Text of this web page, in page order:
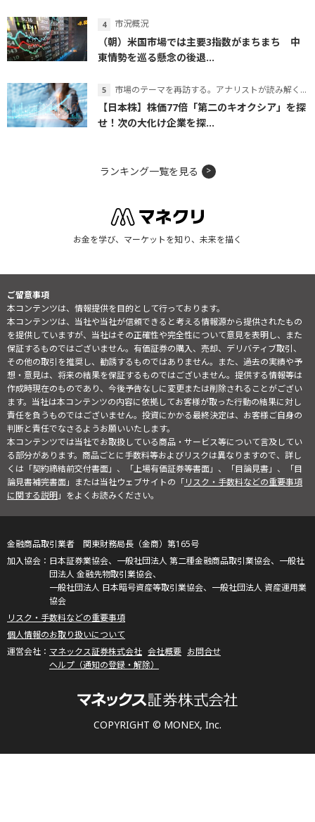
市況概況
（朝）米国市場では主要3指数がまちまち 中
東情勢を巡る懸念の後退...
市場のテーマを再訪する。アナリストが読み解くテーマの本質
【日本株】株価77倍「第二のキオクシア」を探
せ！次の大化け企業を探...
ランキング一覧を見る
お金を学び、マーケットを知り、未来を描く
ご留意事項
本コンテンツは、情報提供を目的として行っております。
本コンテンツは、当社や当社が信頼できると考える情報源から提供されたもの
を提供していますが、当社はその正確性や完全性について意見を表明し、また
保証するものではございません。有価証券の購入、売却、デリバティブ取引、
その他の取引を推奨し、勧誘するものではありません。また、過去の実績や予
想・意見は、将来の結果を保証するものではございません。提供する情報等は
作成時現在のものであり、今後予告なしに変更または削除されることがござい
ます。当社は本コンテンツの内容に依拠してお客様が取った行動の結果に対し
責任を負うものではございません。投資にかかる最終決定は、お客様ご自身の
判断と責任でなさるようお願いいたします。
本コンテンツでは当社でお取扱している商品・サービス等について言及してい
る部分があります。商品ごとに手数料等およびリスクは異なりますので、詳し
くは「契約締結前交付書面」、「上場有価証券等書面」、「目論見書」、「目
論見書補完書面」または当社ウェブサイトの「リスク・手数料などの重要事項
に関する説明」をよくお読みください。
COPYRIGHT © MONEX, Inc.
金融商品取引業者 関東財務局長（金商）第165号
日本証券業協会、一般社団法人 第二種金融商品取引業協会、一般社
団法人 金融先物取引業協会、
一般社団法人 日本暗号資産等取引業協会、一般社団法人 資産運用業
協会
リスク・手数料などの重要事項
個人情報のお取り扱いについて
マネックス証券株式会社 会社概要 お問合せ
ヘルプ（通知の登録・解除）